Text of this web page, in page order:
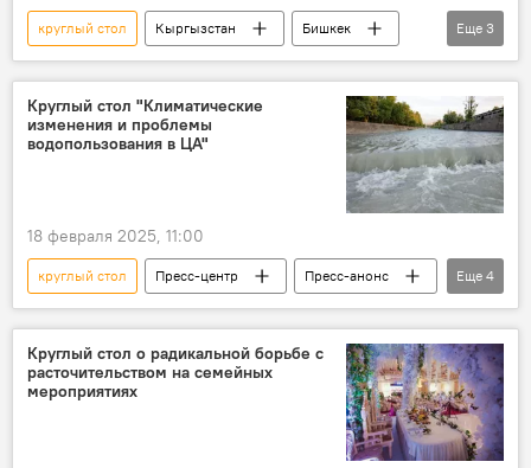
круглый стол Кыргызстан
Бишкек
ЕАЭС
Кыргызстан в ЕАЭС фото
Еще 3
Круглый стол "Климатические
изменения и проблемы
водопользования в ЦА"
18 февраля 2025, 11:00
круглый стол Пресс-центр
Пресс-анонс
Центральная Азия
Кыргызстан
Еще 4
Круглый стол о радикальной борьбе с
расточительством на семейных
мероприятиях